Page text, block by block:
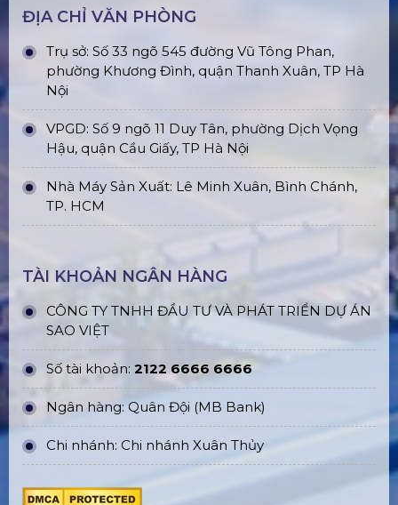
ĐỊA CHỈ VĂN PHÒNG
Trụ sở: Số 33 ngõ 545 đường Vũ Tông Phan,
phường Khương Đình, quận Thanh Xuân, TP Hà
Nội
VPGD: Số 9 ngõ 11 Duy Tân, phường Dịch Vọng
Hậu, quận Cầu Giấy, TP Hà Nội
Nhà Máy Sản Xuất: Lê Minh Xuân, Bình Chánh,
TP. HCM
TÀI KHOẢN NGÂN HÀNG
CÔNG TY TNHH ĐẦU TƯ VÀ PHÁT TRIỂN DỰ ÁN
SAO VIỆT
Số tài khoản: 2122 6666 6666
Ngân hàng: Quân Đội (MB Bank)
Chi nhánh: Chi nhánh Xuân Thủy